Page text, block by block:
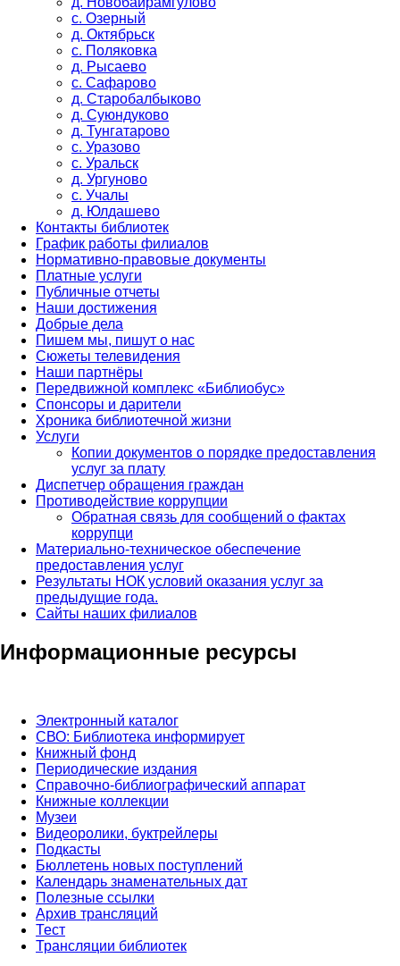
с. Озерный
д. Октябрьск
с. Поляковка
д. Рысаево
с. Сафарово
д. Старобалбыково
д. Суюндуково
д. Тунгатарово
с. Уразово
с. Уральск
д. Ургуново
с. Учалы
д. Юлдашево
Контакты библиотек
График работы филиалов
Нормативно-правовые документы
Платные услуги
Публичные отчеты
Наши достижения
Добрые дела
Пишем мы, пишут о нас
Сюжеты телевидения
Наши партнёры
Передвижной комплекс «Библиобус»
Спонсоры и дарители
Хроника библиотечной жизни
Услуги
Копии документов о порядке предоставления
услуг за плату
Диспетчер обращения граждан
Противодействие коррупции
Обратная связь для сообщений о фактах
коррупци
Материально-техническое обеспечение
предоставления услуг
Результаты НОК условий оказания услуг за
предыдущие года.
Сайты наших филиалов
Информационные ресурсы
Электронный каталог
СВО: Библиотека информирует
Книжный фонд
Периодические издания
Справочно-библиографический аппарат
Книжные коллекции
Музеи
Видеоролики, буктрейлеры
Подкасты
Бюллетень новых поступлений
Календарь знаменательных дат
Полезные ссылки
Архив трансляций
Тест
Трансляции библиотек